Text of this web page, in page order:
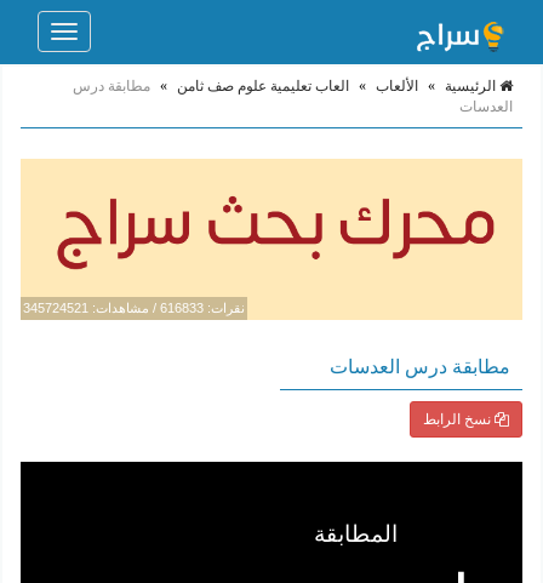
Toggle
الرئيسية » الألعاب » العاب تعليمية علوم صف ثامن » مطابقة درس
العدسات
نقرات: 616833 / مشاهدات: 345724521
مطابقة درس العدسات
نسخ الرابط